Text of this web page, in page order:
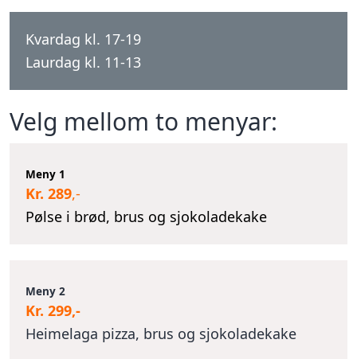
Kvardag kl. 17-19
Laurdag kl. 11-13
Velg mellom to menyar:
Meny 1
Kr. 289,-
Pølse i brød, brus og sjokoladekake
Meny 2
Kr. 299,-
Heimelaga pizza, brus og sjokoladekake